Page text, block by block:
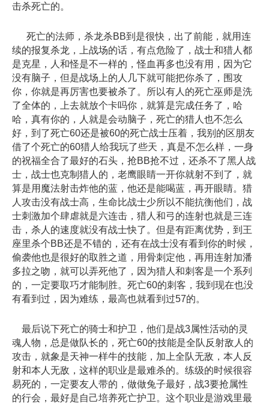
击杀死亡的。
死亡的法师，杀龙杀BB到是很快，出了前能，就用连
续的报复杀龙，上战场的话，有点危险了，战士和猎人都
是克星，人和怪是不一样的，怪血再多也没有用，因为它
没有脑子，但是战场上的人几下就可能把你杀了，围攻
你，你就是再厉害也要被杀了。所以有人的死亡巫师是洗
了全体的，上去就放个卡吗你，就算是完成任务了，哈
哈，真有你的，人就是会动脑子，死亡的猎人也不怎么
好，到了死亡60还是被60的死亡战士压着，我别的区朋友
借了个死亡的60猎人给我玩了些天，真是不怎么样，一身
的祝福全合了最好的石头，抢BB抢不过，还杀不了黑人战
士，战士也克制猎人的，老鹰眼睛一开你就射不到了，就
算是用魔法射击炸他的蓝，他还是能喝蓝，再开眼睛。猎
人攻击没有战士高，生命比战士少所以不能抗衡他们，战
士刺激加个肆虐就是六连击，猎人和弓的连射也就是三连
击，杀人的速度就没有战士快了。但是有距离优势，到王
座里杀个BB还是不错的，还有在战士没有看到你的时候，
偷袭他也是很好的取胜之道，用骨刺定他，再用连射加潘
多拉之吻，就可以弄死他了，因为猎人和刺客是一个系列
的，一定要取巧才能制胜。死亡60的刺客，我到现在也没
有看到过，因为难练，最高也就看到过57的。
最后说下死亡的骑士和护卫，他们是战3属性活动的灵
魂人物，总是做队长的，死亡60的技能是全队反射敌人的
攻击，就象是天神一样牛的技能，加上全队无敌，本人反
射和本人无敌，这样的职业是最难杀的。练级的时候很容
易死的，一定要友人带的，做做兔子最好，战3要抢属性
的行会，最好是自己培养死亡护卫。这个职业是游戏里最